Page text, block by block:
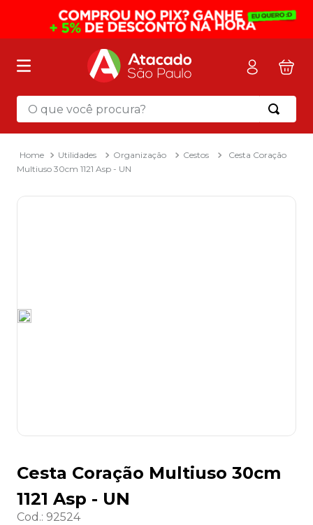
O que você procura?
Utilidades Organização Cestos
Cesta Coração
Multiuso 30cm 1121 Asp - UN
Cesta Coração Multiuso 30cm
1121 Asp - UN
Cod.: 92524
Termos mais buscados
mochila
2º sacola
3º mala
8